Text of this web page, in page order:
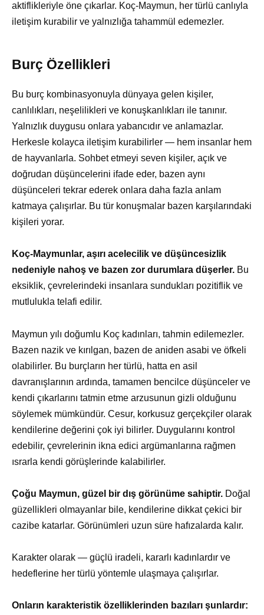
aktiflikleriyle öne çıkarlar. Koç-Maymun, her türlü canlıyla
iletişim kurabilir ve yalnızlığa tahammül edemezler.
Burç Özellikleri
Bu burç kombinasyonuyla dünyaya gelen kişiler,
canlılıkları, neşelilikleri ve konuşkanlıkları ile tanınır.
Yalnızlık duygusu onlara yabancıdır ve anlamazlar.
Herkesle kolayca iletişim kurabilirler — hem insanlar hem
de hayvanlarla. Sohbet etmeyi seven kişiler, açık ve
doğrudan düşüncelerini ifade eder, bazen aynı
düşünceleri tekrar ederek onlara daha fazla anlam
katmaya çalışırlar. Bu tür konuşmalar bazen karşılarındaki
kişileri yorar.
Koç-Maymunlar, aşırı acelecilik ve düşüncesizlik
nedeniyle nahoş ve bazen zor durumlara düşerler. Bu
eksiklik, çevrelerindeki insanlara sundukları pozitiflik ve
mutlulukla telafi edilir.
Maymun yılı doğumlu Koç kadınları, tahmin edilemezler.
Bazen nazik ve kırılgan, bazen de aniden asabi ve öfkeli
olabilirler. Bu burçların her türlü, hatta en asil
davranışlarının ardında, tamamen bencilce düşünceler ve
kendi çıkarlarını tatmin etme arzusunun gizli olduğunu
söylemek mümkündür. Cesur, korkusuz gerçekçiler olarak
kendilerine değerini çok iyi bilirler. Duygularını kontrol
edebilir, çevrelerinin ikna edici argümanlarına rağmen
ısrarla kendi görüşlerinde kalabilirler.
Çoğu Maymun, güzel bir dış görünüme sahiptir. Doğal
güzellikleri olmayanlar bile, kendilerine dikkat çekici bir
cazibe katarlar. Görünümleri uzun süre hafızalarda kalır.
Karakter olarak — güçlü iradeli, kararlı kadınlardır ve
hedeflerine her türlü yöntemle ulaşmaya çalışırlar.
Onların karakteristik özelliklerinden bazıları şunlardır: